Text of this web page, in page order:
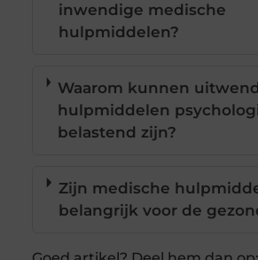
inwendige medische
hulpmiddelen?
Waarom kunnen
hulpmiddelen
belastend zijn?
Zijn medische
belangrijk voor de